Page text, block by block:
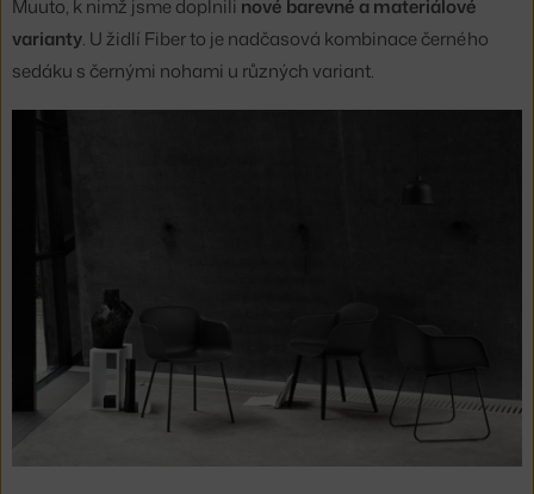
Muuto, k nimž jsme doplnili nové barevné a materiálové
varianty. U židlí Fiber to je nadčasová kombinace černého
sedáku s černými nohami u různých variant.